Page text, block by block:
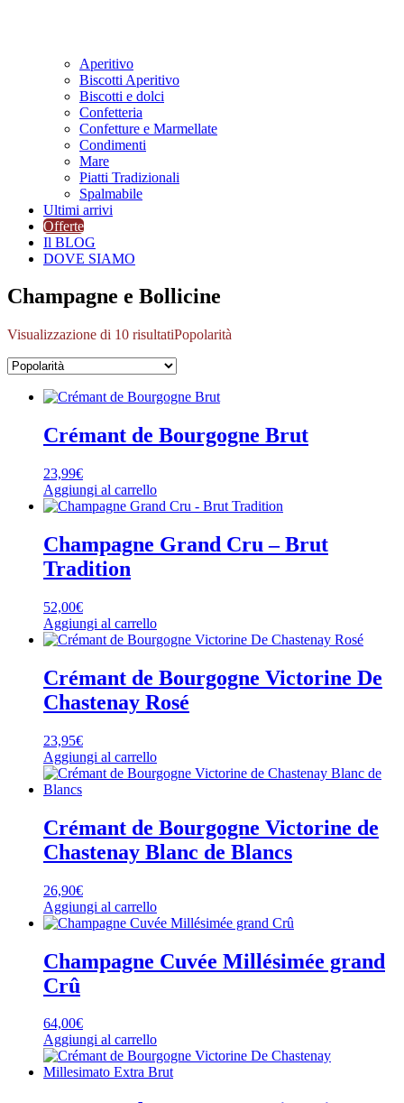
Aperitivo
Biscotti Aperitivo
Biscotti e dolci
Confetteria
Confetture e Marmellate
Condimenti
Mare
Piatti Tradizionali
Spalmabile
Ultimi arrivi
Offerte
Il BLOG
DOVE SIAMO
Champagne e Bollicine
Visualizzazione di 10 risultatiPopolarità
Crémant de Bourgogne Brut
23,99€
Aggiungi al carrello
Champagne Grand Cru – Brut
Tradition
52,00€
Aggiungi al carrello
Crémant de Bourgogne Victorine De
Chastenay Rosé
23,95€
Aggiungi al carrello
Crémant de Bourgogne Victorine de
Chastenay Blanc de Blancs
26,90€
Aggiungi al carrello
Champagne Cuvée Millésimée grand
Crû
64,00€
Aggiungi al carrello